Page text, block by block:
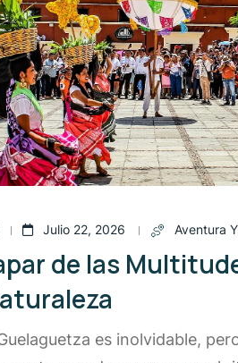
Julio 22, 2026 Aventura
de las
es inolvidable,